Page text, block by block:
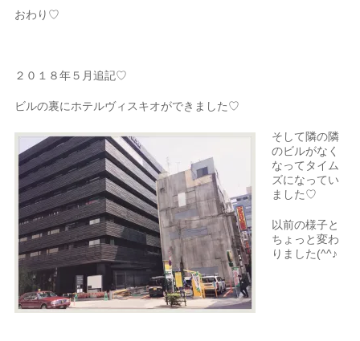
おわり♡
２０１８年５月追記♡
ビルの裏にホテルヴィスキオができました♡
そして隣の隣
のビルがなく
なってタイム
ズになってい
ました♡
以前の様子と
ちょっと変わ
りました(^^♪